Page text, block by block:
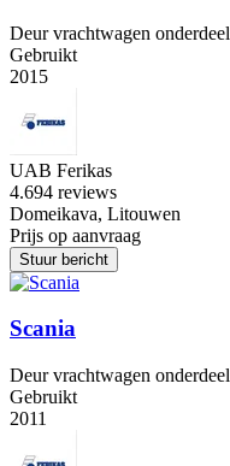
Deur vrachtwagen onderdeel
Gebruikt
2015
UAB Ferikas
4.694 reviews
Domeikava, Litouwen
Prijs op aanvraag
Stuur bericht
Scania
Deur vrachtwagen onderdeel
Gebruikt
2011